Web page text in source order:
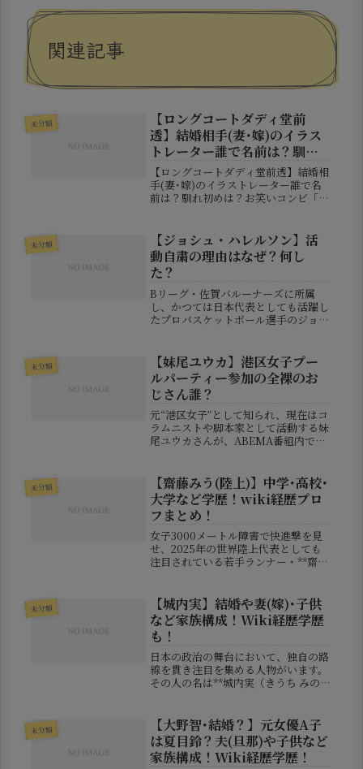
関連記事
未分類
【ロングコートダディ堂前
透】結婚相手(妻･嫁)のイラス
トレーター誰で名前は？馴れ
初めは？
【ロングコートダディ堂前透】結婚相
手(妻･嫁)のイラストレーター誰で名
前は？馴れ初めは？お笑いコンビ「ロ
ら祝福の声が寄せられています。独特
の世界観とセンスあふれるネタで人
気...
未分類
【ジョシュ・ハレルソン】活
動自粛の理由はなぜ？何し
た？
Bリーグ・佐賀バルーナーズに所属
し、かつては日本代表としても活躍し
たプロバスケットボール選手のジョシ
ンや関係者の間で波紋を呼んでいま
す。身長208cm、体重125kgという...
未分類
【妹尾ユウカ】港区女子プー
ルパーティー参加の全裸のお
じさん誰？
元“港区女子”として知られ、現在はコ
ラムニストや脚本家として活動する妹
尾ユウカさんが、ABEMA番組内で語
組では、アメリカの大富豪ジェフリ
ー・エプスタイン事件をテーマに、権
力...
未分類
【齋藤みう(陸上)】中学･高校･
大学など学歴！wiki経歴プロ
フまとめ！
女子3000メートル障害で快進撃を見
せ、2025年の世界陸上代表としても
注目されている若手ランナー・**齋藤
を通して地道に競技力を磨き、今や国
内有数の実力者として知られる...
未分類
【城内実】結婚や妻(嫁)･子供
など家族構成！Wiki経歴学歴
も！
日本の政治の舞台において、独自の路
線を貫き注目を集める人物がいます。
その人の名は**城内実（きうち みの
らの信念を貫く姿勢で知られていま
す。しかし、彼の人物像をより深く
理...
未分類
【大野智･結婚？】元女優A子
は夏目鈴？夫(旦那)や子供など
家族構成！Wiki経歴学歴！